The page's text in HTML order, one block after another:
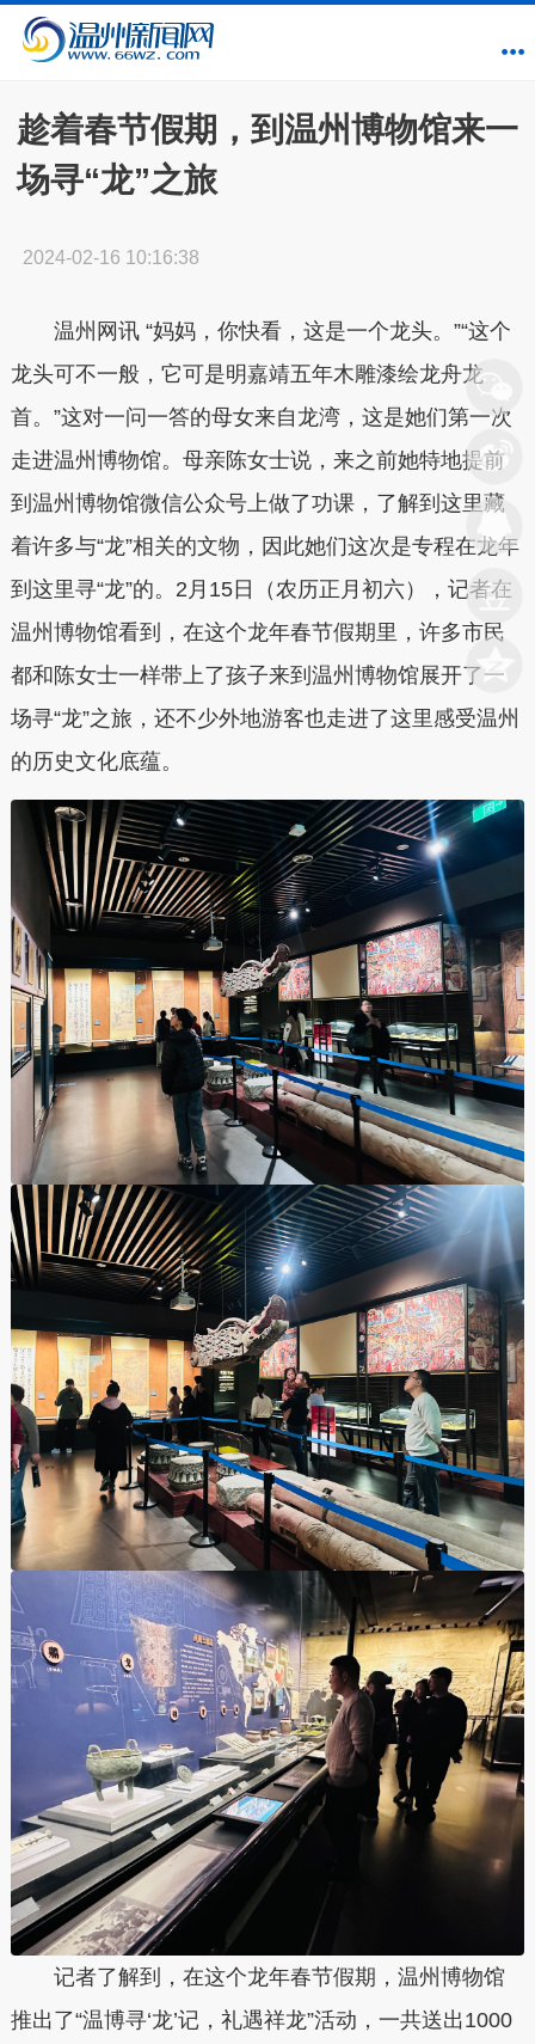
趁着春节假期，到温州博物馆来一
场寻“龙”之旅
2024-02-16 10:16:38
温州网讯 “妈妈，你快看，这是一个龙头。”“这个
龙头可不一般，它可是明嘉靖五年木雕漆绘龙舟龙
首。”这对一问一答的母女来自龙湾，这是她们第一次
走进温州博物馆。母亲陈女士说，来之前她特地提前
到温州博物馆微信公众号上做了功课，了解到这里藏
着许多与“龙”相关的文物，因此她们这次是专程在龙年
到这里寻“龙”的。2月15日（农历正月初六），记者在
温州博物馆看到，在这个龙年春节假期里，许多市民
都和陈女士一样带上了孩子来到温州博物馆展开了一
场寻“龙”之旅，还不少外地游客也走进了这里感受温州
的历史文化底蕴。
记者了解到，在这个龙年春节假期，温州博物馆
推出了“温博寻‘龙’记，礼遇祥龙”活动，一共送出1000